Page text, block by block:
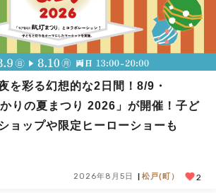
を彩る幻想的な2日間！8/9・
りの夏まつり 2026」が開催！子ど
ョップや限定ヒーローショーも
2026年8月5日 松戸(町） 2